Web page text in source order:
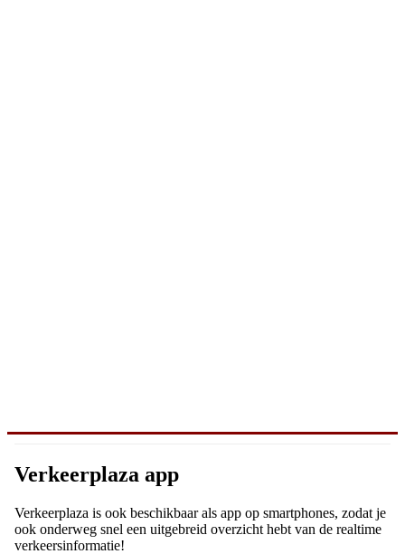
Verkeerplaza app
Verkeerplaza is ook beschikbaar als app op smartphones, zodat je
ook onderweg snel een uitgebreid overzicht hebt van de realtime
verkeersinformatie!